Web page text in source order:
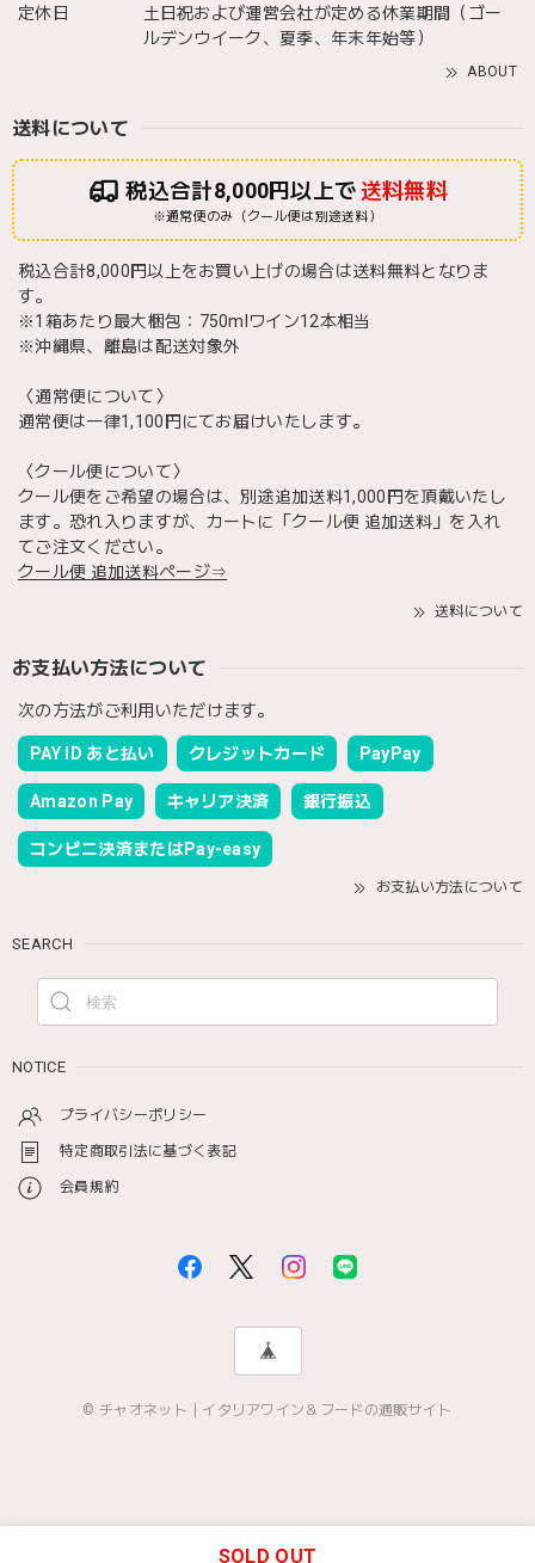
定休日
土日祝および運営会社が定める休業期間（ゴー
ルデンウイーク、夏季、年末年始等）
ABOUT
送料について
税込合計8,000円以上で送料無料
※通常便のみ（クール便は別途送料）
税込合計8,000円以上をお買い上げの場合は送料無料となりま
す。
※1箱あたり最大梱包：750mlワイン12本相当
※沖縄県、離島は配送対象外
〈通常便について〉
通常便は一律1,100円にてお届けいたします。
〈クール便について〉
クール便をご希望の場合は、別途追加送料1,000円を頂戴いたし
ます。恐れ入りますが、カートに「クール便 追加送料」を入れ
てご注文ください。
クール便 追加送料ページ⇒
送料について
お支払い方法について
次の方法がご利用いただけます。
PAY ID あと払い クレジットカード PayPay
Amazon Pay キャリア決済 銀行振込
コンビニ決済またはPay-easy
お支払い方法について
SEARCH
NOTICE
プライバシーポリシー
特定商取引法に基づく表記
会員規約
© チャオネット｜イタリアワイン＆フードの通販サイト
SOLD OUT